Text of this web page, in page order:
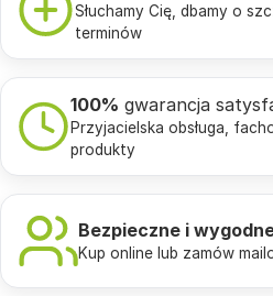
Słuchamy Cię, dbamy o
terminów
100% gwarancja
Przyjacielska obsługa,
produkty
Bezpieczne i
Kup online lub zamów